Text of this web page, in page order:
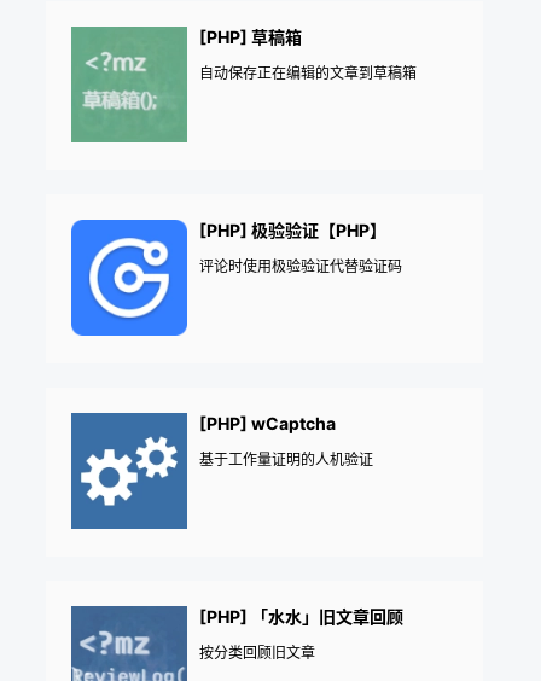
[PHP] 草稿箱
自动保存正在编辑的文章到草稿箱
[PHP] 极验验证【PHP】
评论时使用极验验证代替验证码
[PHP] wCaptcha
基于工作量证明的人机验证
[PHP] 「水水」旧文章回顾
按分类回顾旧文章